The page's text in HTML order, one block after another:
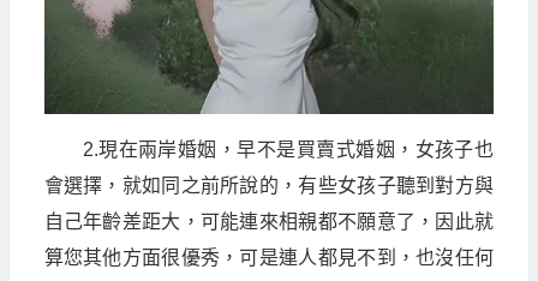
2.現在兩岸婚姻，早不是買賣式婚姻，女孩子也
會選擇，就如同之前所說的，有些女孩子聽到對方與
自己年齡差距大，可能連來相親都不願意了，因此就
算您其他方面很優秀，可是連人都見不到，也沒任何